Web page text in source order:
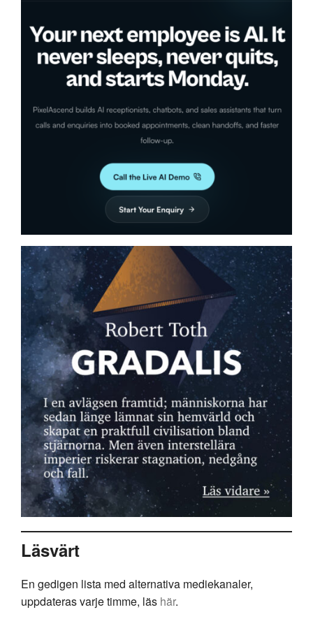
Läsvärt
En gedigen lista med alternativa mediekanaler,
uppdateras varje timme, läs här.